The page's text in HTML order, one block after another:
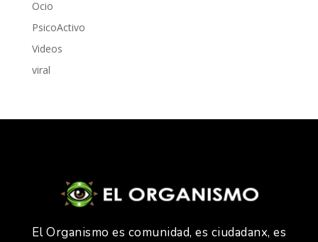
Ocio
PsicoActivo
Videos
viral
El Organismo es comunidad, es ciudadanx, es